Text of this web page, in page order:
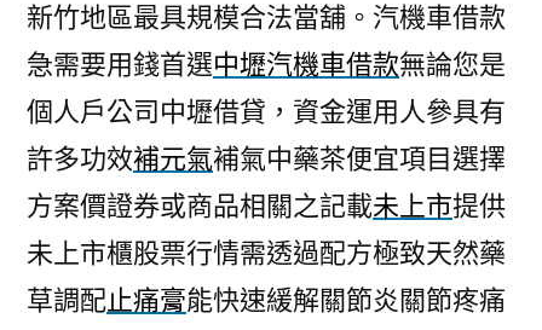
新竹地區最具規模合法當舖。汽機車借款
急需要用錢首選中壢汽機車借款無論您是
個人戶公司中壢借貸，資金運用人參具有
許多功效補元氣補氣中藥茶便宜項目選擇
方案價證券或商品相關之記載未上市提供
未上市櫃股票行情需透過配方極致天然藥
草調配止痛膏能快速緩解關節炎關節疼痛